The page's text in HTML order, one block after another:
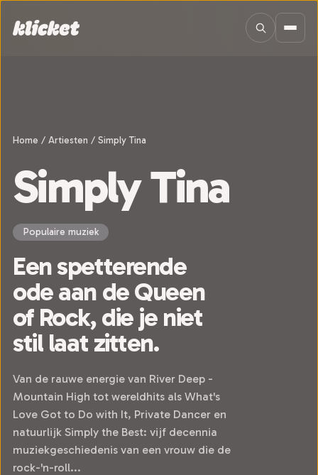
Home / Artiesten / Simply Tina
Simply Tina
Populaire muziek
Een spetterende
ode aan de Queen
of Rock, die je niet
stil laat zitten.
Van de rauwe energie van River Deep -
Mountain High tot wereldhits als What's
Love Got to Do with It, Private Dancer en
natuurlijk Simply the Best: vijf decennia
muziekgeschiedenis van een vrouw die de
rock-'n-roll...